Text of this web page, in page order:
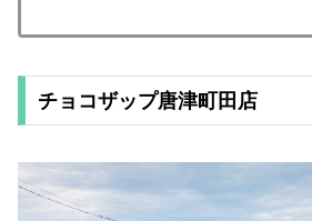
チョコザップ唐津町田店